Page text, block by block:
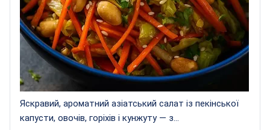
Яскравий, ароматний азіатський салат із пекінської
капусти, овочів, горіхів і кунжуту — з...